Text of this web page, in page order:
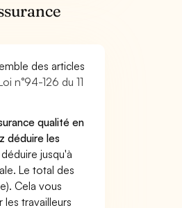
des articles
n°94-126 du 11
qualité en
déduire les
jusqu'à
Le total des
Cela vous
travailleurs